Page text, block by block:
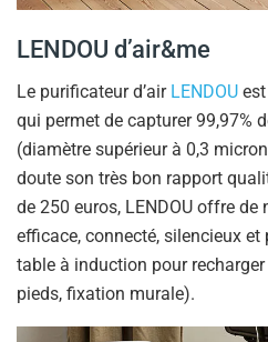
LENDOU d’air&me
Le purificateur d’air LENDOU
qui permet de capturer 99,97%
(diamètre supérieur à 0,3
doute son très bon rapport
de 250 euros, LENDOU offre
efficace, connecté, silencieux
table à induction pour
pieds, fixation murale).